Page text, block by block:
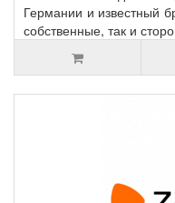
Германии и известный
собственные, так и